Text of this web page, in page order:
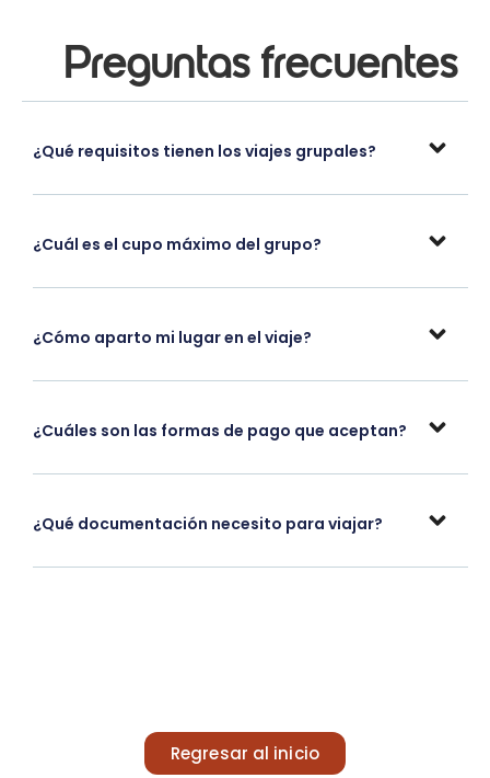
Preguntas frecuentes
¿Qué requisitos tienen los viajes grupales?
¿Cuál es el cupo máximo del grupo?
¿Cómo aparto mi lugar en el viaje?
¿Cuáles son las formas de pago que aceptan?
¿Qué documentación necesito para viajar?
Regresar al inicio